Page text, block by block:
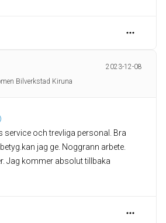
2023-12-08
Bilverkstad Kiruna
service och trevliga personal. Bra
jag ge. Noggrann arbete.
Jag kommer absolut tillbaka